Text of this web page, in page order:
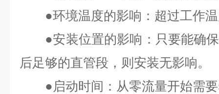
●环境温度的影响：超过工作
●安装位置的影响：只要能确
后足够的直管段，则安装无影响。
●启动时间：从零流量开始需要